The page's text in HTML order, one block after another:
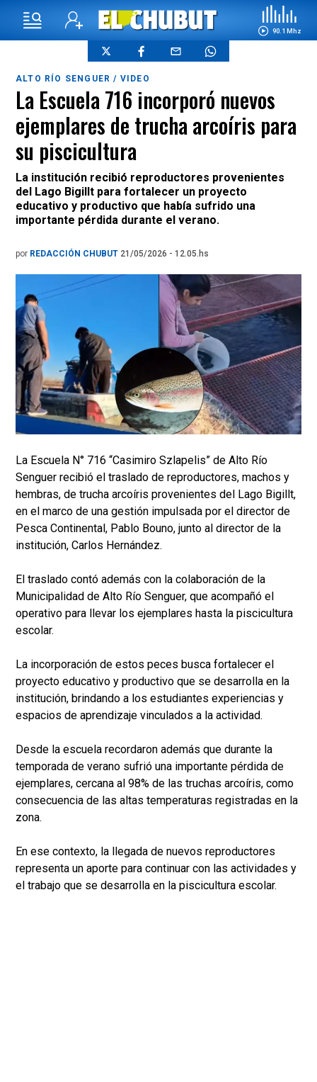
90.1 Mhz
ALTO RÍO SENGUER / VIDEO
La Escuela 716 incorporó nuevos
ejemplares de trucha arcoíris para
su piscicultura
La institución recibió reproductores provenientes
del Lago Bigillt para fortalecer un proyecto
educativo y productivo que había sufrido una
importante pérdida durante el verano.
por REDACCIÓN CHUBUT 21/05/2026 - 12.05.hs
La Escuela N° 716 “Casimiro Szlapelis” de Alto Río
Senguer recibió el traslado de reproductores, machos y
hembras, de trucha arcoíris provenientes del Lago Bigillt,
en el marco de una gestión impulsada por el director de
Pesca Continental, Pablo Bouno, junto al director de la
institución, Carlos Hernández.
El traslado contó además con la colaboración de la
Municipalidad de Alto Río Senguer, que acompañó el
operativo para llevar los ejemplares hasta la piscicultura
escolar.
La incorporación de estos peces busca fortalecer el
proyecto educativo y productivo que se desarrolla en la
institución, brindando a los estudiantes experiencias y
espacios de aprendizaje vinculados a la actividad.
Desde la escuela recordaron además que durante la
temporada de verano sufrió una importante pérdida de
ejemplares, cercana al 98% de las truchas arcoíris, como
consecuencia de las altas temperaturas registradas en la
zona.
En ese contexto, la llegada de nuevos reproductores
representa un aporte para continuar con las actividades y
el trabajo que se desarrolla en la piscicultura escolar.